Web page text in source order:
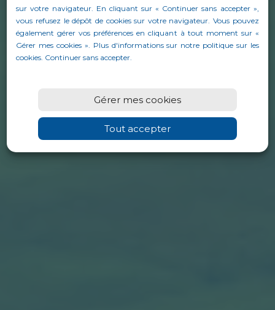
COMMUNIQUES
Accueil|Documentation
sur votre navigateur. En cliquant sur « Continuer sans accepter »,
vous refusez le dépôt de cookies sur votre navigateur. Vous pouvez
également gérer vos préférences en cliquant à tout moment sur «
Gérer mes cookies ». Plus d'informations sur notre politique sur les
cookies. Continuer sans accepter.
Gérer mes cookies
Tout accepter